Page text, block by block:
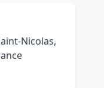
Nicolas,